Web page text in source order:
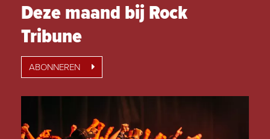
Deze maand bij Rock
Tribune
ABONNEREN